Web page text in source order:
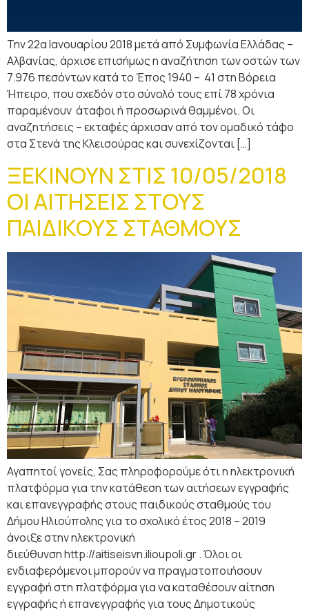
Την 22α Ιανουαρίου 2018 μετά από Συμφωνία Ελλάδας –
Αλβανίας, άρχισε επισήμως η αναζήτηση των οστών των
7.976 πεσόντων κατά το Έπος 1940 – 41 στη Βόρεια
Ήπειρο, που σχεδόν στο σύνολό τους επί 78 χρόνια
παραμένουν άταφοι ή προσωρινά θαμμένοι. Οι
αναζητήσεις – εκταφές άρχισαν από τον ομαδικό τάφο
στα Στενά της Κλεισούρας και συνεχίζονται […]
ΞΕΚΙΝΟΥΝ ΣΤΙΣ 10/05/2018
ΟΙ ΑΙΤΗΣΕΙΣ ΣΤΟΥΣ
ΠΑΙΔΙΚΟΥΣ ΣΤΑΘΜΟΥΣ
Αγαπητοί γονείς, Σας πληροφορούμε ότι η ηλεκτρονική
πλατφόρμα για την κατάθεση των αιτήσεων εγγραφής
και επανεγγραφής στους παιδικούς σταθμούς του
Δήμου Ηλιούπολης για το σχολικό έτος 2018 – 2019
άνοιξε στην ηλεκτρονική
διεύθυνση http://aitiseisvn.ilioupoli.gr . Όλοι οι
ενδιαφερόμενοι μπορούν να πραγματοποιήσουν
εγγραφή στη πλατφόρμα για να καταθέσουν αίτηση
εγγραφής ή επανεγγραφής για τους Δημοτικούς